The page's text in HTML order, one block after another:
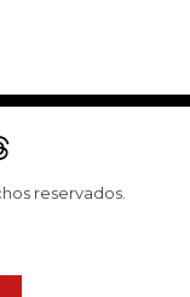
reservados.